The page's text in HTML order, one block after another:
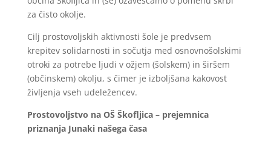
za čisto okolje.
Cilj prostovoljskih aktivnosti šole je predvsem
krepitev solidarnosti in sočutja med osnovnošolskimi
otroki za potrebe ljudi v ožjem (šolskem) in širšem
(občinskem) okolju, s čimer je izboljšana kakovost
življenja vseh udeležencev.
Prostovoljstvo na OŠ Škofljica – prejemnica
priznanja Junaki našega časa